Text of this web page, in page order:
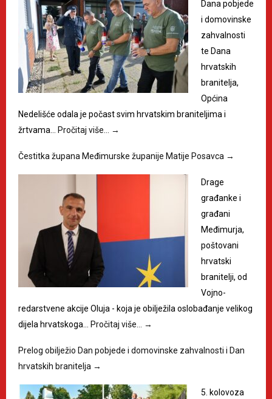
Dana pobjede
i domovinske
zahvalnosti
te Dana
hrvatskih
branitelja,
Općina
Nedelišće odala je počast svim hrvatskim braniteljima i
žrtvama… Pročitaj više… →
Čestitka župana Međimurske županije Matije Posavca →
Drage
građanke i
građani
Međimurja,
poštovani
hrvatski
branitelji, od
Vojno-
redarstvene akcije Oluja - koja je obilježila oslobađanje velikog
dijela hrvatskoga… Pročitaj više… →
Prelog obilježio Dan pobjede i domovinske zahvalnosti i Dan
hrvatskih branitelja →
5. kolovoza